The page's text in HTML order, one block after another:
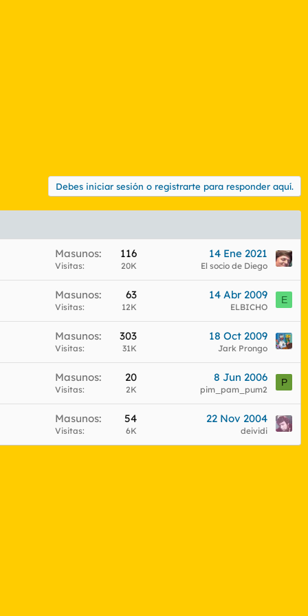
Debes iniciar sesión o registrarte para responder aquí.
Masunos 116
Visitas 20K
14 Ene 2021
El socio de Diego
Masunos 63
Visitas 12K
14 Abr 2009
ELBICHO
E
Masunos 303
Visitas 31K
18 Oct 2009
Jark Prongo
Masunos 20
Visitas 2K
8 Jun 2006
pim_pam_pum2
P
Masunos 54
Visitas 6K
22 Nov 2004
deividi